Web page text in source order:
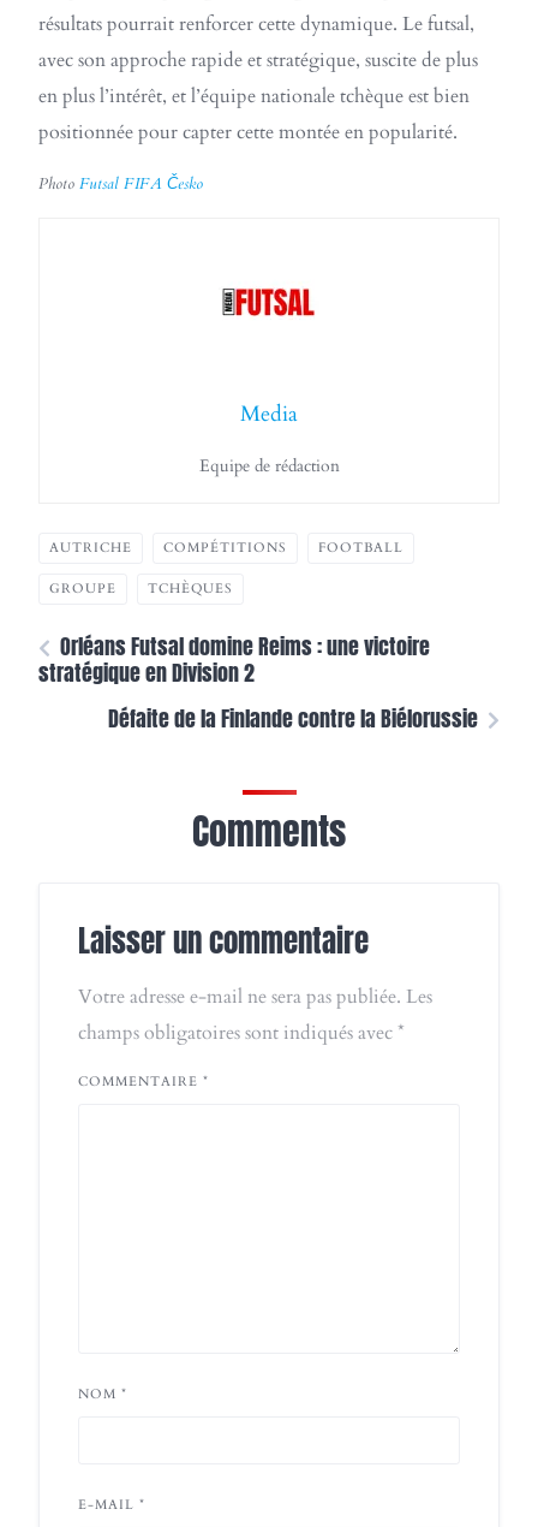
résultats pourrait renforcer cette dynamique. Le futsal,
avec son approche rapide et stratégique, suscite de plus
en plus l’intérêt, et l’équipe nationale tchèque est bien
positionnée pour capter cette montée en popularité.
Photo Futsal FIFA Česko
Media
Equipe de rédaction
AUTRICHE COMPÉTITIONS FOOTBALL
GROUPE TCHÈQUES
Orléans Futsal domine Reims : une victoire
stratégique en Division 2
Défaite de la Finlande contre la Biélorussie
Comments
Laisser un commentaire
Votre adresse e-mail ne sera pas publiée. Les
champs obligatoires sont indiqués avec*
COMMENTAIRE *
NOM *
E-MAIL *